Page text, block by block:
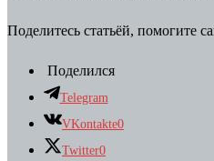
Поделитесь статьёй, помогите
Поделился
Telegram
VKontakte0
Twitter0